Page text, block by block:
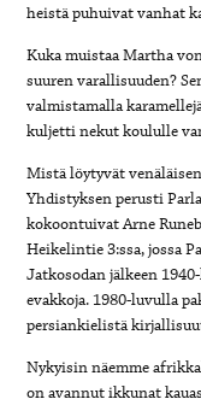
heistä puhuivat vanhat
Kuka muistaa Martha
suuren varallisuuden?
valmistamalla
kuljetti nekut koululle
Mistä löytyvät
Yhdistyksen perusti
kokoontuivat Arne
Heikelintie 3:ssa, jossa
Jatkosodan jälkeen
evakkoja. 1980-luvulla
persiankielistä
Nykyisin näemme
on avannut ikkunat